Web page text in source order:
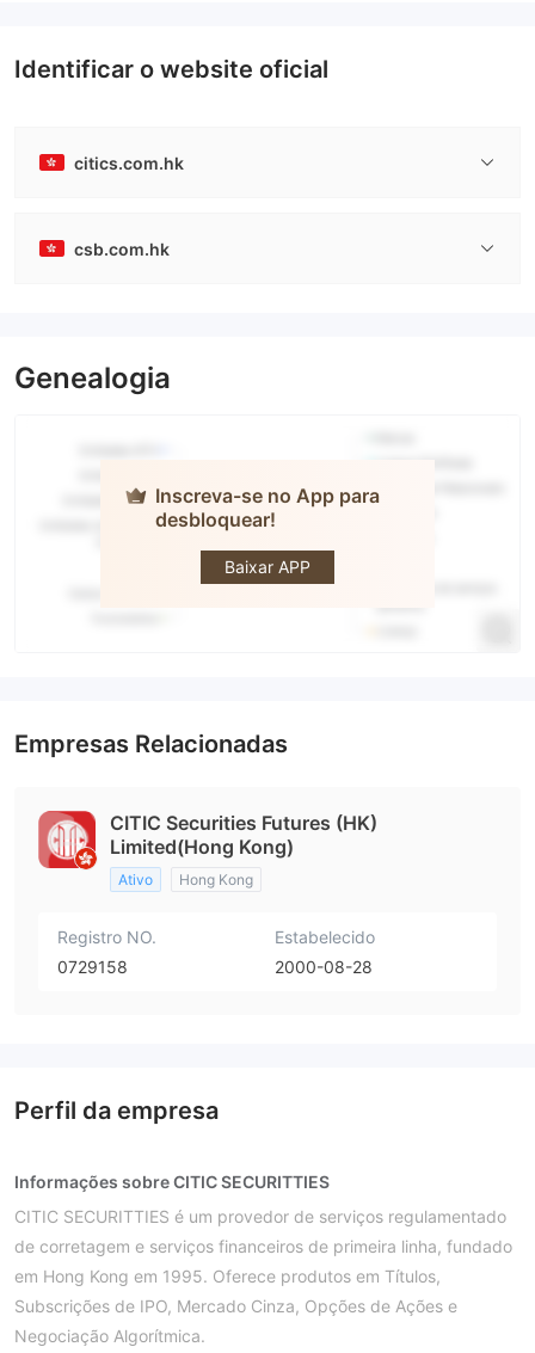
Identificar o website oficial
citics.com.hk
csb.com.hk
Genealogia
Inscreva-se no App para
desbloquear!
Baixar APP
CITIC
Empresas Relacionadas
CITIC Securities Futures (HK)
Limited(Hong Kong)
Ativo Hong Kong
Registro NO.
0729158
Estabelecido
2000-08-28
Perfil da empresa
Informações sobre CITIC SECURITTIES
CITIC SECURITTIES é um provedor de serviços regulamentado
de corretagem e serviços financeiros de primeira linha, fundado
em Hong Kong em 1995. Oferece produtos em Títulos,
Subscrições de IPO, Mercado Cinza, Opções de Ações e
Negociação Algorítmica.